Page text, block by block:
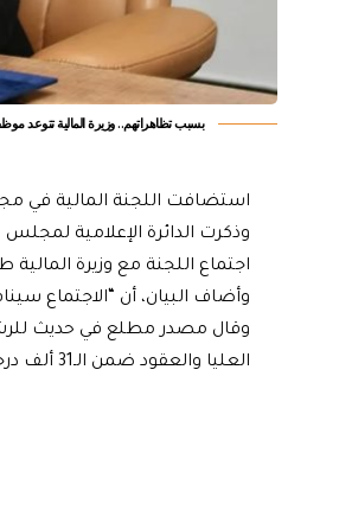
بسبب تظاهراتهم.. وزيرة المالية تتوعد
استضافت اللجنة المالية في
وذكرت الدائرة الإعلامية
اجتماع اللجنة مع وزيرة
وأضاف البيان، أن “الاجتماع
وقال مصدر مطلع في حديث
العليا والعقود ضمن الـ31 ألف درجة”.